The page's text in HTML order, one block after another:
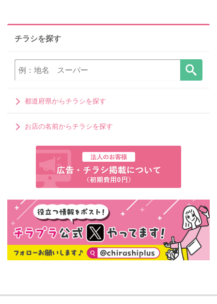
チラシを探す
都道府県からチラシを探す
お店の名前からチラシを探す